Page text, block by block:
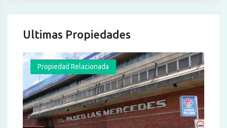
Ultimas Propiedades
Propiedad Relacionada